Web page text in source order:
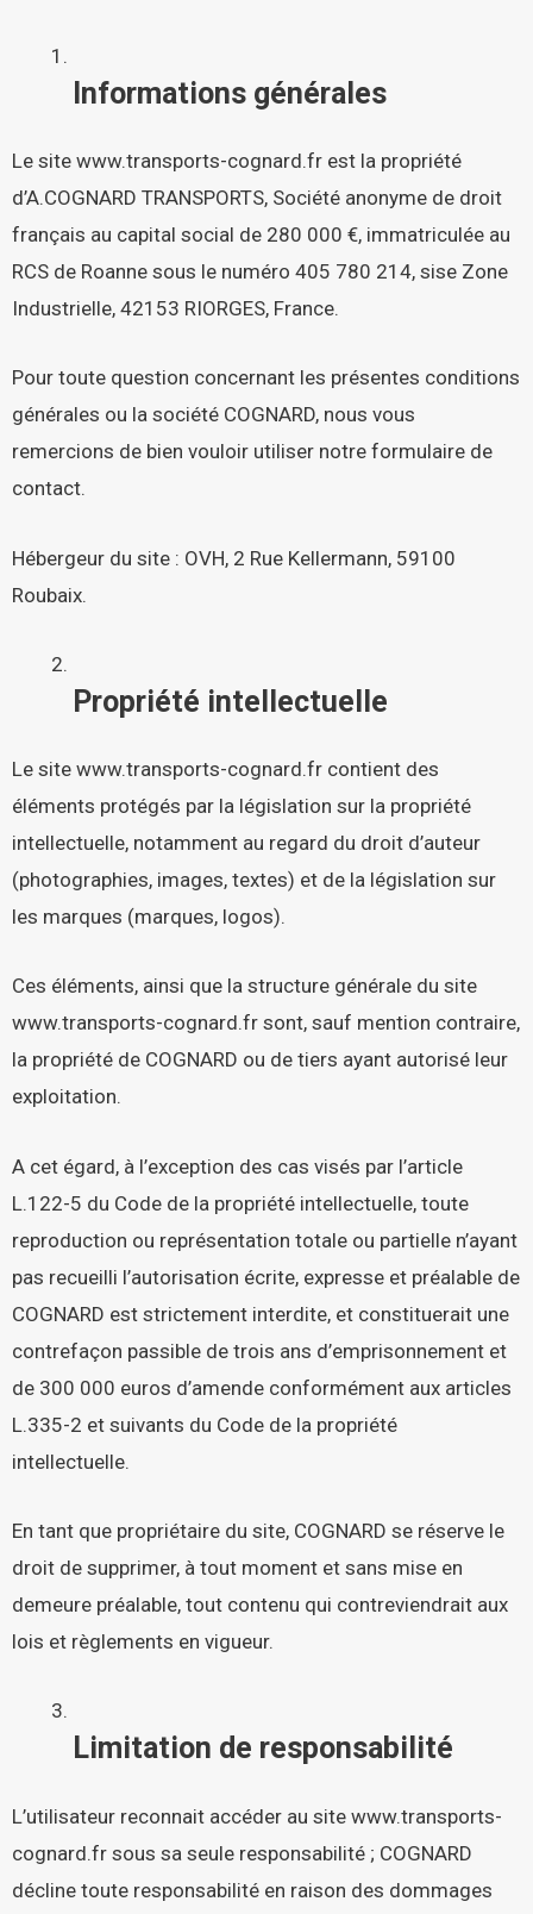
Informations générales
Le site www.transports-cognard.fr est la propriété
d’A.COGNARD TRANSPORTS, Société anonyme de droit
français au capital social de 280 000 €, immatriculée au
RCS de Roanne sous le numéro 405 780 214, sise Zone
Industrielle, 42153 RIORGES, France.
Pour toute question concernant les présentes conditions
générales ou la société COGNARD, nous vous
remercions de bien vouloir utiliser notre formulaire de
contact.
Hébergeur du site : OVH, 2 Rue Kellermann, 59100
Roubaix.
Propriété intellectuelle
Le site www.transports-cognard.fr contient des
éléments protégés par la législation sur la propriété
intellectuelle, notamment au regard du droit d’auteur
(photographies, images, textes) et de la législation sur
les marques (marques, logos).
Ces éléments, ainsi que la structure générale du site
www.transports-cognard.fr sont, sauf mention contraire,
la propriété de COGNARD ou de tiers ayant autorisé leur
exploitation.
A cet égard, à l’exception des cas visés par l’article
L.122-5 du Code de la propriété intellectuelle, toute
reproduction ou représentation totale ou partielle n’ayant
pas recueilli l’autorisation écrite, expresse et préalable de
COGNARD est strictement interdite, et constituerait une
contrefaçon passible de trois ans d’emprisonnement et
de 300 000 euros d’amende conformément aux articles
L.335-2 et suivants du Code de la propriété
intellectuelle.
En tant que propriétaire du site, COGNARD se réserve le
droit de supprimer, à tout moment et sans mise en
demeure préalable, tout contenu qui contreviendrait aux
lois et règlements en vigueur.
Limitation de responsabilité
L’utilisateur reconnait accéder au site www.transports-
cognard.fr sous sa seule responsabilité ; COGNARD
décline toute responsabilité en raison des dommages